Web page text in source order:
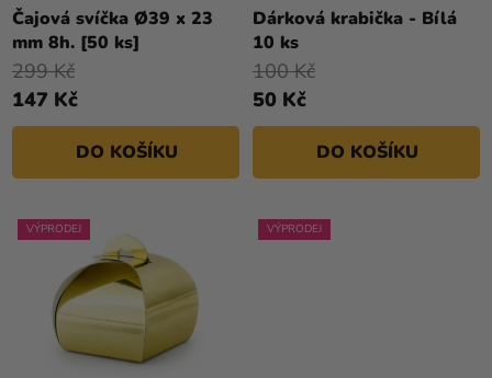
Kreativní
potřeby
Personalizované
produkty
Témata
Novinky
Naše
Tipy
Ů
Čajová svíčka Ø39 x 23
mm 8h. [50 ks]
147 Kč
299 Kč
DO KOŠÍKU
Dárková krabička - Bílá
10 ks
50 Kč
100 Kč
DO KOŠÍKU
VÝPRODEJ VÝPRODEJ